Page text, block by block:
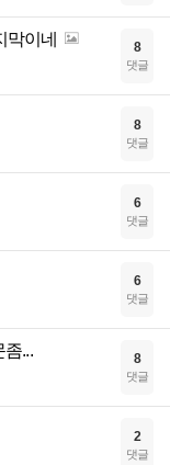
막이네 8
댓글
8
댓글
6
댓글
6
댓글
... 8
댓글
2
댓글